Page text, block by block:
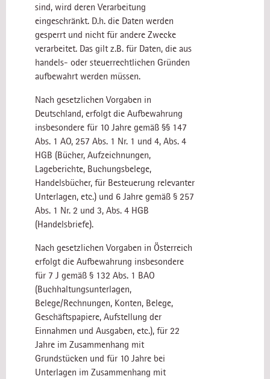
sind, wird deren Verarbeitung
eingeschränkt. D.h. die Daten werden
gesperrt und nicht für andere Zwecke
verarbeitet. Das gilt z.B. für Daten, die aus
handels- oder steuerrechtlichen Gründen
aufbewahrt werden müssen.
Nach gesetzlichen Vorgaben in
Deutschland, erfolgt die Aufbewahrung
insbesondere für 10 Jahre gemäß §§ 147
Abs. 1 AO, 257 Abs. 1 Nr. 1 und 4, Abs. 4
HGB (Bücher, Aufzeichnungen,
Lageberichte, Buchungsbelege,
Handelsbücher, für Besteuerung relevanter
Unterlagen, etc.) und 6 Jahre gemäß § 257
Abs. 1 Nr. 2 und 3, Abs. 4 HGB
(Handelsbriefe).
Nach gesetzlichen Vorgaben in Österreich
erfolgt die Aufbewahrung insbesondere
für 7 J gemäß § 132 Abs. 1 BAO
(Buchhaltungsunterlagen,
Belege/Rechnungen, Konten, Belege,
Geschäftspapiere, Aufstellung der
Einnahmen und Ausgaben, etc.), für 22
Jahre im Zusammenhang mit
Grundstücken und für 10 Jahre bei
Unterlagen im Zusammenhang mit